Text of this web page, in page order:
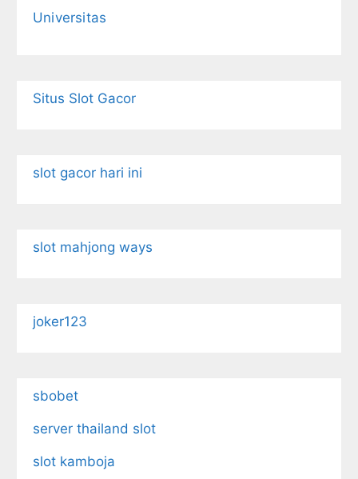
Universitas
Situs Slot Gacor
slot gacor hari ini
slot mahjong ways
joker123
sbobet
server thailand slot
slot kamboja